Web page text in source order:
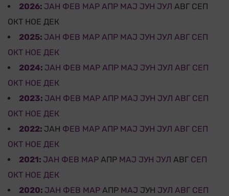
2026: ЈАН ФЕВ МАР АПР МАЈ ЈУН ЈУЛ АВГ СЕП
ОКТ НОЕ ДЕК
2025: ЈАН ФЕВ МАР АПР МАЈ ЈУН ЈУЛ АВГ СЕП
ОКТ НОЕ ДЕК
2024: ЈАН ФЕВ МАР АПР МАЈ ЈУН ЈУЛ АВГ СЕП
ОКТ НОЕ ДЕК
2023: ЈАН ФЕВ МАР АПР МАЈ ЈУН ЈУЛ АВГ СЕП
ОКТ НОЕ ДЕК
2022: ЈАН ФЕВ МАР АПР МАЈ ЈУН ЈУЛ АВГ СЕП
ОКТ НОЕ ДЕК
2021: ЈАН ФЕВ МАР АПР МАЈ ЈУН ЈУЛ АВГ СЕП
ОКТ НОЕ ДЕК
2020: ЈАН ФЕВ МАР АПР МАЈ ЈУН ЈУЛ АВГ СЕП